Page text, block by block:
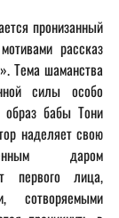
пронизанный
рассказ
Тема шаманства
силы особо
образ бабы Тони
наделяет свою
даром
первого лица,
сотворяемыми